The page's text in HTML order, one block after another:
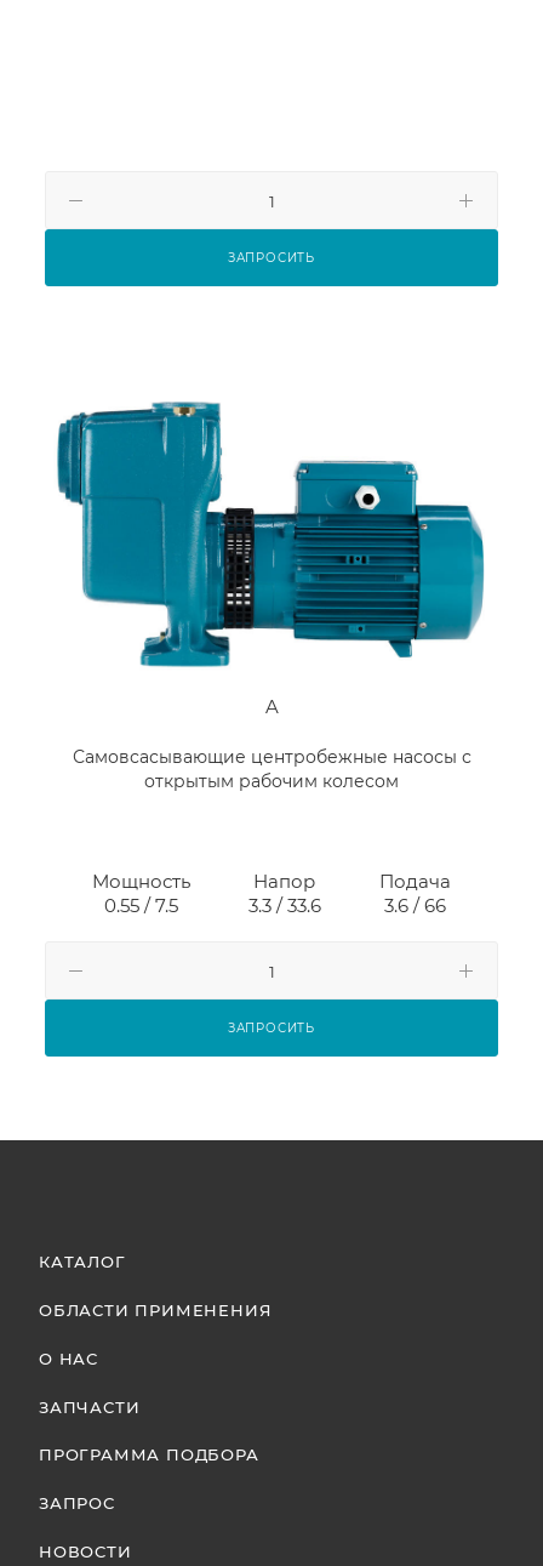
ЗАПРОСИТЬ
A
Самовсасывающие центробежные насосы с
открытым рабочим колесом
Мощность
0.55 / 7.5
Напор
3.3 / 33.6
Подача
3.6 / 66
ЗАПРОСИТЬ
КАТАЛОГ
ОБЛАСТИ ПРИМЕНЕНИЯ
О НАС
ЗАПЧАСТИ
ПРОГРАММА ПОДБОРА
ЗАПРОС
НОВОСТИ